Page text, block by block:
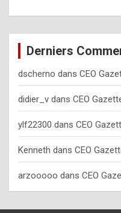
Derniers
dscherno dans CEO
didier_v dans CEO
ylf22300 dans CEO
Kenneth dans CEO
arzooooo dans CEO